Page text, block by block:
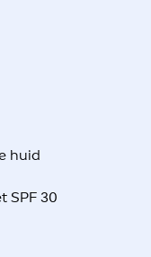
huid
SPF 30